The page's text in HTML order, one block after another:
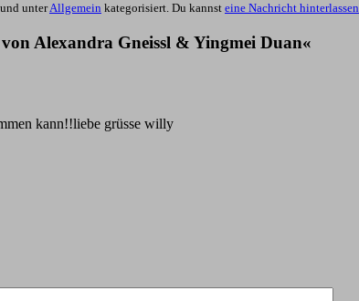
unterAllgemein kategorisiert. Du kannst eine Nachricht hinterlassen
Alexandra Gneissl & Yingmei Duan«
kann!!liebe grüsse willy